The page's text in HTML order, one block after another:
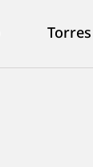
Torres